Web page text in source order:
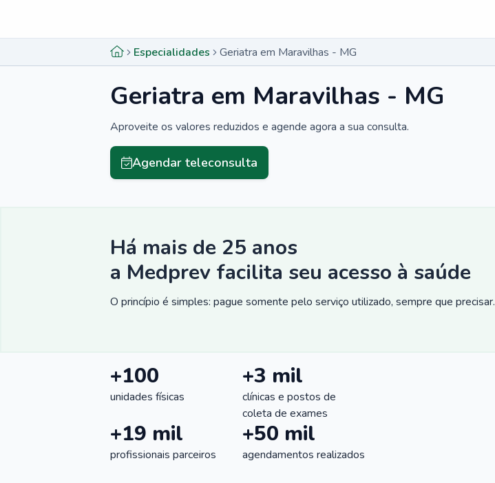
Especialidades Geriatra em Maravilhas - MG
Geriatra em Maravilhas - MG
Aproveite os valores reduzidos e agende agora a sua consulta.
Agendar teleconsulta
Há mais de 25 anos
a Medprev facilita seu acesso à saúde
O princípio é simples: pague somente pelo serviço utilizado, sempre que precisar.
+100
unidades físicas
+3 mil
clínicas e postos de
coleta de exames
+19 mil
profissionais parceiros
+50 mil
agendamentos realizados